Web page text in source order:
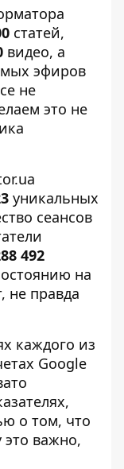
статей,
видео, а
эфиров
не
это не
уникальных
сеансов
492
на
не правда
каждого из
Google
о том, что
это важно,